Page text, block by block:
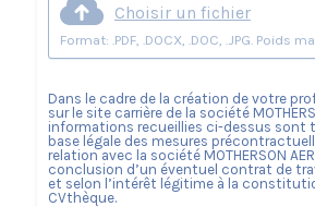
Choisir un fichier
Format: .PDF, .DOCX, .DOC, .JPG.
Dans le cadre de la création de votre
sur le site carrière de la société
informations recueillies ci-dessus sont
base légale des mesures
relation avec la société MOTHERSON
conclusion d’un éventuel contrat de
et selon l’intérêt légitime à la
CVthèque.